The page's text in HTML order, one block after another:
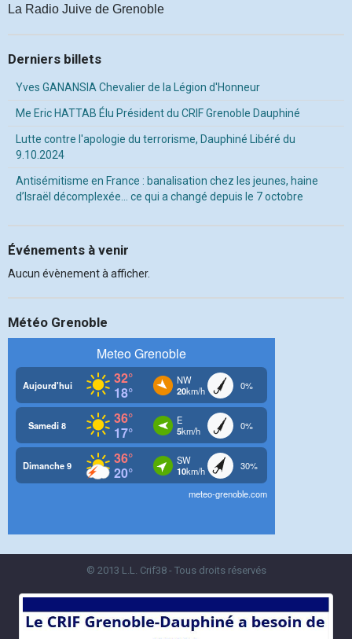
La Radio Juive de Grenoble
Derniers billets
Yves GANANSIA Chevalier de la Légion d'Honneur
Me Eric HATTAB Élu Président du CRIF Grenoble Dauphiné
Lutte contre l'apologie du terrorisme, Dauphiné Libéré du
9.10.2024
Antisémitisme en France : banalisation chez les jeunes, haine
d’Israël décomplexée… ce qui a changé depuis le 7 octobre
Événements à venir
Aucun évènement à afficher.
Météo Grenoble
© 2013 L.L. Crif38 - Tous droits réservés